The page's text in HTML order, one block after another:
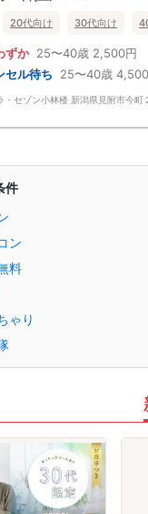
20代向け 30代向け
ずか 25〜40歳 2,500円
セル待ち 25〜40歳
・セゾン小林楼 新潟県見附市今町
件
ン
料
ゃり